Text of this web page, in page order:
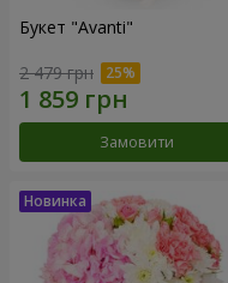
Букет "Avanti"
2 479 грн
Замовити